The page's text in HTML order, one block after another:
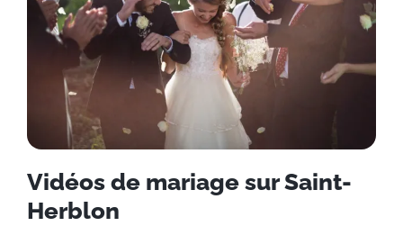
Vidéos de mariage sur Saint-
Herblon